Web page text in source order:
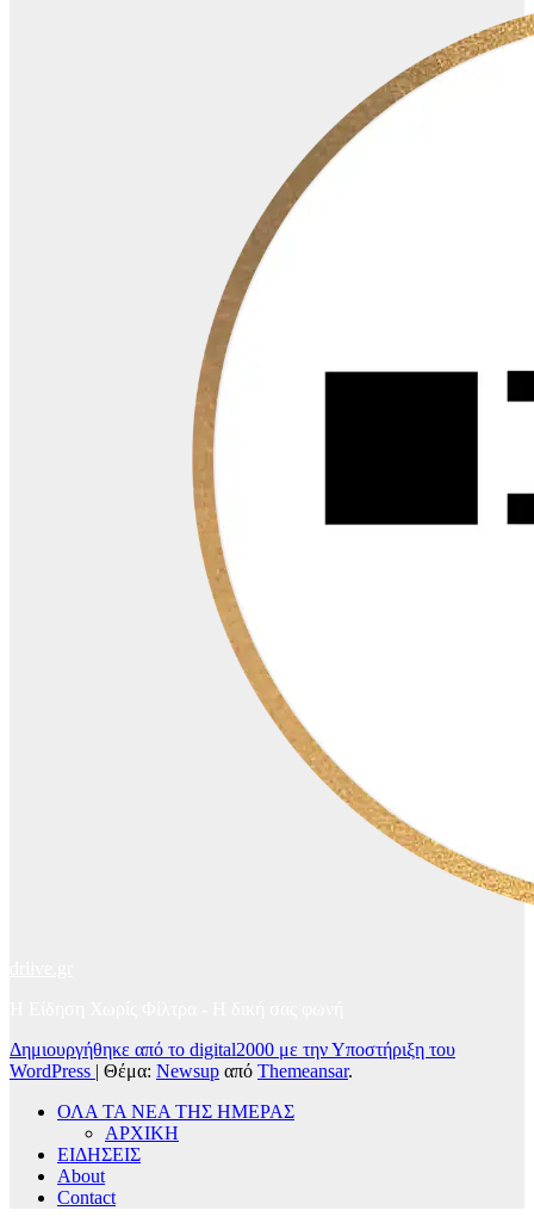
Δημιουργήθηκε από το digital2000 με την Υποστήριξη του
WordPress | Θέμα: Newsup από Themeansar.
ΟΛΑ ΤΑ ΝΕΑ ΤΗΣ ΗΜΕΡΑΣ
ΑΡΧΙΚΗ
ΕΙΔΗΣΕΙΣ
About
Contact